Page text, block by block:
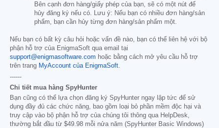
Bên cạnh đơn hàng/giấy phép của bạn, sẽ có một nút để
hủy đăng ký nếu có. Lưu ý: Nếu bạn có nhiều đơn hàng/sản
phẩm, bạn cần hủy từng đơn hàng/sản phẩm một.
Nếu bạn có bất kỳ câu hỏi hoặc vấn đề nào, bạn có thể liên hệ với bộ
phận hỗ trợ của EnigmaSoft qua email tại
support@enigmasoftware.com hoặc bằng cách mở yêu cầu hỗ trợ
trên trang MyAccount của EnigmaSoft
------
Chi tiết mua hàng SpyHunter
Bạn cũng có thể lựa chọn đăng ký SpyHunter ngay lập tức để sử
dụng đầy đủ các chức năng, bao gồm loại bỏ phần mềm độc hại và
truy cập vào bộ phận hỗ trợ của chúng tôi thông qua HelpDesk,
thường bắt đầu từ $49.98 mỗi nửa năm (SpyHunter Basic Windows)